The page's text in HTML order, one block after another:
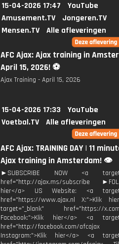
15-04-2026 17:47
YouTube
Amusement.TV
Jongeren.TV
Mensen.TV
Alle afleveringen
AFC Ajax: Ajax training in
April 15, 2026! ⚽️
Ajax Training - April 15, 2026
15-04-2026 17:33
YouTube
Voetbal.TV
Alle afleveringen
AFC Ajax: TRAINING DAY | 11
Ajax training in Amsterdam! 👁️
►SUBSCRIBE NOW <a
href="http://ajax.ms/subscribe
hier</a> US Website: <a
href="https://www.ajax.nl X:">Klik
target="_blank" href="https://x.com/
Facebook:">Klik hier</a> <a
href="http://facebook.com/afcajax
Instagram:">Klik hier</a> <a